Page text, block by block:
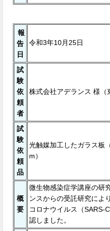
報
告
日
令和3年10月25日
試
験
依
頼
者
株式会社アデランス 様（
試
験
依
頼
品
光触媒加⼯したガラス板
m）
概
要
微生物感染症学講座の研
ンスからの受託研究によ
コロナウイルス（SARS-
認しました。